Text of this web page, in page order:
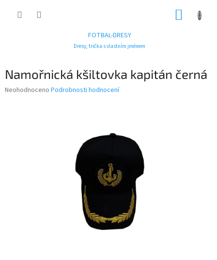
FOTBAL-DRESY
Dresy, trička s vlastním jménem
Namořnická kšiltovka kapitán černá
Průměrné
Neohodnoceno Podrobnosti hodnocení